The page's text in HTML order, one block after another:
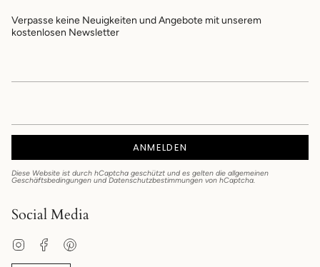
Verpasse keine Neuigkeiten und Angebote mit unserem
kostenlosen Newsletter
ANMELDEN
Diese Website ist durch hCaptcha geschützt und es gelten die allgemeinen
Geschäftsbedingungen und Datenschutzbestimmungen von hCaptcha.
Social Media
InstagramFacebook